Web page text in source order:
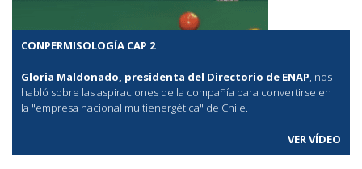
CONPERMISOLOGÍA CAP 2
Gloria Maldonado, presidenta del Directorio de ENAP , nos
habló sobre las aspiraciones de la compañía para convertirse en
la "empresa nacional multienergética" de Chile.
VER VÍDEO